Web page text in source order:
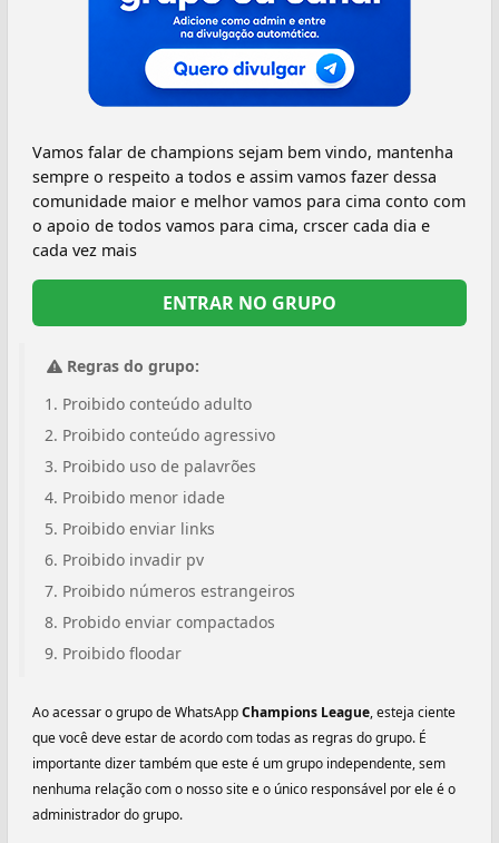
Vamos falar de champions sejam bem vindo, mantenha
sempre o respeito a todos e assim vamos fazer dessa
comunidade maior e melhor vamos para cima conto com
o apoio de todos vamos para cima, crscer cada dia e
cada vez mais
ENTRAR NO GRUPO
Regras do grupo:
Proibido conteúdo adulto
Proibido conteúdo agressivo
Proibido uso de palavrões
Proibido menor idade
Proibido enviar links
Proibido invadir pv
Proibido números estrangeiros
Probido enviar compactados
Proibido floodar
Ao acessar o grupo de WhatsAppChampions League, esteja ciente
que você deve estar de acordo com todas as regras do grupo. É
importante dizer também que este é um grupo independente, sem
nenhuma relação com o nosso site e o único responsável por ele é o
administrador do grupo.